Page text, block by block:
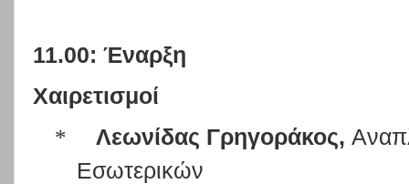
11.00: Έναρξη
Χαιρετισμοί
*
Λεωνίδας Γρηγοράκος,
Εσωτερικών